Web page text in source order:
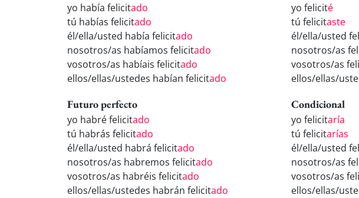
yo había felicitado
tú habías felicitado
él/ella/usted había felicitado
nosotros/as habíamos felicitado
vosotros/as habíais felicitado
ellos/ellas/ustedes habían felicitado
yo felicité
tú felicitaste
él/ella/usted
nosotros/as
vosotros/as
ellos/ellas/
Futuro perfecto
yo habré felicitado
tú habrás felicitado
él/ella/usted habrá felicitado
nosotros/as habremos felicitado
vosotros/as habréis felicitado
ellos/ellas/ustedes habrán felicitado
Condicional
yo felicitaría
tú felicitarías
él/ella/usted
nosotros/as
vosotros/as
ellos/ellas/